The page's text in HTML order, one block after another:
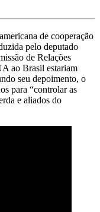
de cooperação
pelo deputado
de Relações
ao Brasil estariam
seu depoimento, o
para “controlar as
e aliados do